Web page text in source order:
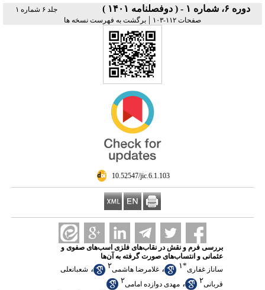
دوره ۶، شماره ۱ - ( دوفصلنامه ۱۴۰۱ )
جلد ۶ شماره ۱
صفحات ۱۱۲-۱۰۳
| برگشت به فهرست نسخه ها
‎ 10.52547/jic.6.1.103
بررسی فرم و نقش در نقاب‌های فلزی اسب‌های صفوی و
عثمانی و انتساب‌های صورت گرفته به آن‌ها
ساناز غفاری*۱ ، غلامرضا هاشمی۲ ، شعبانعلی
قربانی۲ ، مهدی دوازده امامی۲